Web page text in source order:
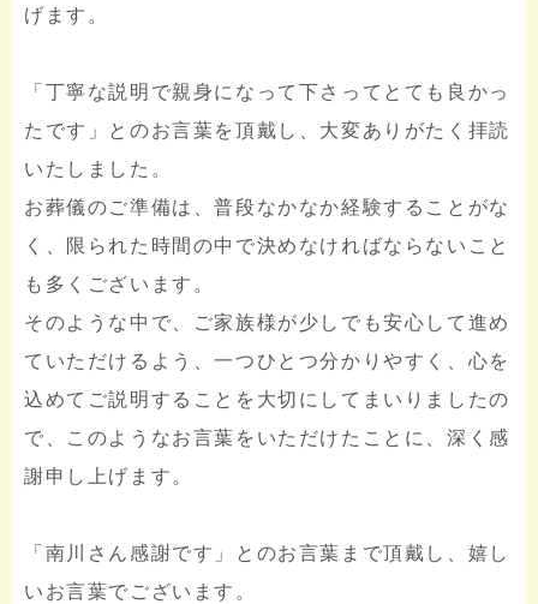
げます。
「丁寧な説明で親身になって下さってとても良かっ
たです」とのお言葉を頂戴し、大変ありがたく拝読
いたしました。
お葬儀のご準備は、普段なかなか経験することがな
く、限られた時間の中で決めなければならないこと
も多くございます。
そのような中で、ご家族様が少しでも安心して進め
ていただけるよう、一つひとつ分かりやすく、心を
込めてご説明することを大切にしてまいりましたの
で、このようなお言葉をいただけたことに、深く感
謝申し上げます。
「南川さん感謝です」とのお言葉まで頂戴し、嬉し
いお言葉でございます。